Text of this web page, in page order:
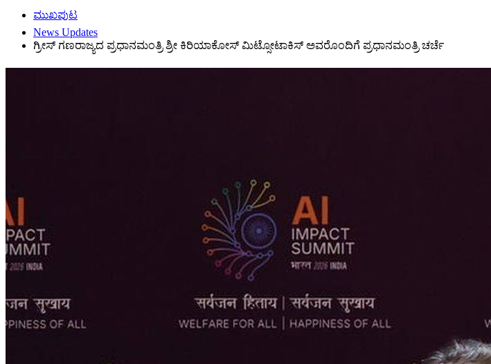
ಮುಖಪುಟ
News Updates
ಗ್ರೀಸ್ ಗಣರಾಜ್ಯದ ಪ್ರಧಾನಮಂತ್ರಿ ಶ್ರೀ ಕಿರಿಯಾಕೋಸ್ ಮಿಟ್ಸೋಟಾಕಿಸ್ ಅವರೊಂದಿಗೆ ಪ್ರಧಾನಮಂತ್ರಿ ಚರ್ಚೆ